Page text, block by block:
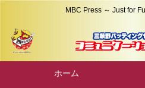
MBC Press ～ Just for
ホーム